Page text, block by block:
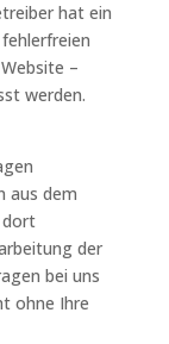
hat ein
–
werden.
aus dem
dort
der
bei uns
ohne Ihre